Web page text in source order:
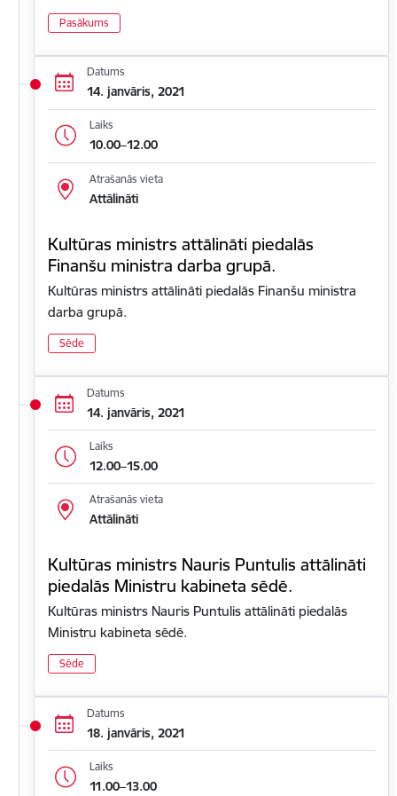
Pasākums
Datums
14. janvāris, 2021
Laiks
10.00–12.00
Atrašanās vieta
Attālināti
Kultūras ministrs attālināti piedalās
Finanšu ministra darba grupā.
Kultūras ministrs attālināti piedalās Finanšu ministra
darba grupā.
Sēde
Datums
14. janvāris, 2021
Laiks
12.00–15.00
Atrašanās vieta
Attālināti
Kultūras ministrs Nauris Puntulis attālināti
piedalās Ministru kabineta sēdē.
Kultūras ministrs Nauris Puntulis attālināti piedalās
Ministru kabineta sēdē.
Sēde
Datums
18. janvāris, 2021
Laiks
11.00–13.00